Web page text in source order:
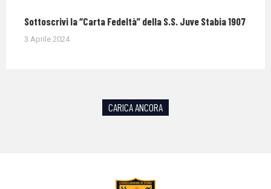
Sottoscrivi la “Carta Fedeltà” della S.S. Juve Stabia 1907
3 Aprile 2024
CARICA ANCORA